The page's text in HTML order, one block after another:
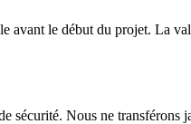
le début du projet. La
Nous ne transférons